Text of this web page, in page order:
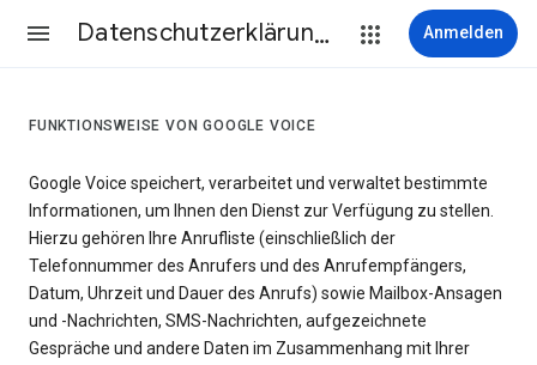
Datenschutzerklärung & Nutzungsbedingungen Anmelden
FUNKTIONSWEISE VON GOOGLE VOICE
Google Voice speichert, verarbeitet und verwaltet bestimmte
Informationen, um Ihnen den Dienst zur Verfügung zu stellen.
Hierzu gehören Ihre Anrufliste (einschließlich der
Telefonnummer des Anrufers und des Anrufempfängers,
Datum, Uhrzeit und Dauer des Anrufs) sowie Mailbox-Ansagen
und -Nachrichten, SMS-Nachrichten, aufgezeichnete
Gespräche und andere Daten im Zusammenhang mit Ihrer